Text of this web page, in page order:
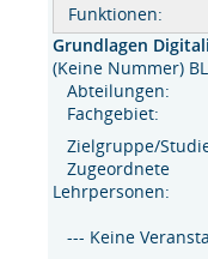
Funktionen:
Grundlagen
(Keine Nummer)
Abteilungen:
Fachgebiet:
Zielgruppe/
Zugeordnete
Lehrpersonen:
--- Keine